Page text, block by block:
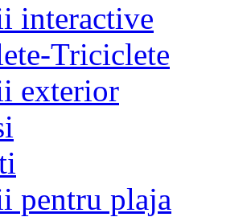
interactive
Triciclete
exterior
pentru plaja